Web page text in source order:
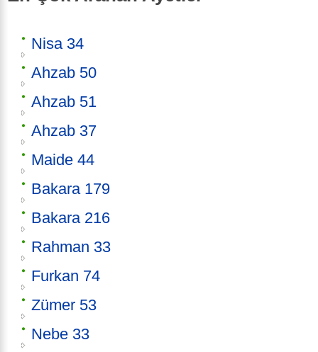
Nisa 34
Ahzab 50
Ahzab 51
Ahzab 37
Maide 44
Bakara 179
Bakara 216
Rahman 33
Furkan 74
Zümer 53
Nebe 33